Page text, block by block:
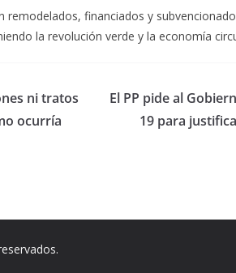
financiados y
la revolución verde y la economía
ni tratos
ocurría
El PP pide al
19 para